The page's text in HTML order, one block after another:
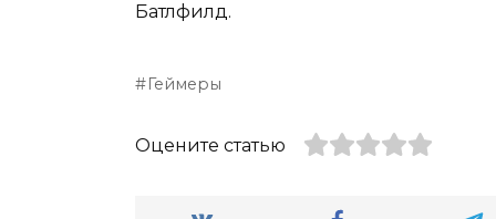
Батлфилд.
Геймеры
Оцените статью